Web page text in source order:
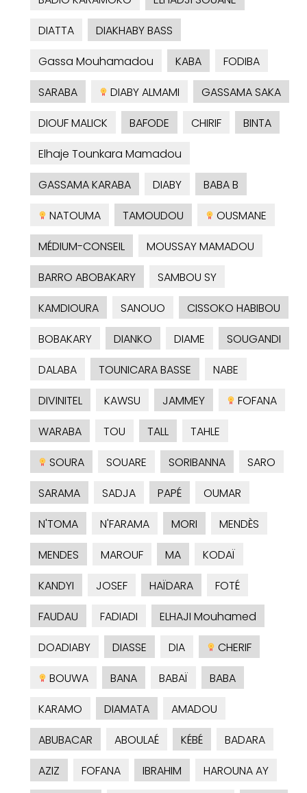
DIATTA
DIAKHABY BASS
Gassa Mouhamadou
KABA
FODIBA
SARABA
DIABY ALMAMI
GASSAMA SAKA
DIOUF MALICK
BAFODE CHIRIF
BINTA
Elhaje Tounkara Mamadou
GASSAMA KARABA
DIABY
BABA B
NATOUMA
TAMOUDOU
OUSMANE
MÉDIUM-CONSEIL
MOUSSAY MAMADOU
BARRO ABOBAKARY
SAMBOU SY
KAMDIOURA
SANOUO
CISSOKO HABIBOU
BOBAKARY
DIANKO DIAME
SOUGANDI
DALABA
TOUNICARA BASSE
NABE
DIVINITEL
KAWSU JAMMEY
FOFANA
WARABA
TOU TALL
TAHLE
SOURA
SOUARE SORIBANNA
SARO
SARAMA
SADJA PAPÉ
OUMAR
N'TOMA
N'FARAMA MORI
MENDÈS
MENDES
MAROUF MA
KODAÏ
KANDYI
JOSEF HAÏDARA
FOTÉ
FAUDAU
FADIADI
ELHAJI Mouhamed
DOADIABY
DIASSE DIA
CHERIF
BOUWA
BANA BABAÏ
BABA
KARAMO
DIAMATA
AMADOU
ABUBACAR
ABOULAÉ KÉBÉ
BADARA
AZIZ
FOFANA IBRAHIM
HAROUNA AY